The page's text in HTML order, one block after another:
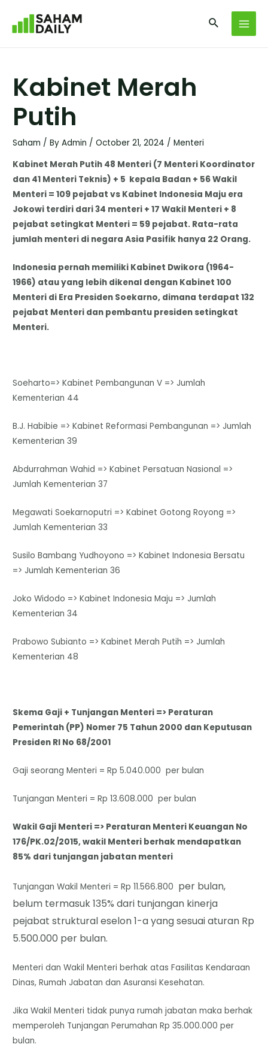
Kabinet Merah
Putih
Saham / ByAdmin /October 21, 2024 /Menteri
Kabinet Merah Putih 48 Menteri (7 Menteri Koordinator
dan 41 Menteri Teknis) + 5 kepala Badan + 56 Wakil
Menteri = 109 pejabat vs Kabinet Indonesia Maju era
Jokowi terdiri dari 34 menteri + 17 Wakil Menteri + 8
pejabat setingkat Menteri = 59 pejabat. Rata-rata
jumlah menteri di negara Asia Pasifik hanya 22 Orang.
Indonesia pernah memiliki Kabinet Dwikora (1964-
1966) atau yang lebih dikenal dengan Kabinet 100
Menteri di Era Presiden Soekarno, dimana terdapat 132
pejabat Menteri dan pembantu presiden setingkat
Menteri.
Soeharto=> Kabinet Pembangunan V => Jumlah
Kementerian 44
B.J. Habibie => Kabinet Reformasi Pembangunan => Jumlah
Kementerian 39
Abdurrahman Wahid => Kabinet Persatuan Nasional =>
Jumlah Kementerian 37
Megawati Soekarnoputri => Kabinet Gotong Royong =>
Jumlah Kementerian 33
Susilo Bambang Yudhoyono => Kabinet Indonesia Bersatu
=> Jumlah Kementerian 36
Joko Widodo => Kabinet Indonesia Maju => Jumlah
Kementerian 34
Prabowo Subianto => Kabinet Merah Putih => Jumlah
Kementerian 48
Skema Gaji + Tunjangan Menteri => Peraturan
Pemerintah (PP) Nomer 75 Tahun 2000 dan Keputusan
Presiden RI No 68/2001
Gaji seorang Menteri = Rp 5.040.000 per bulan
Tunjangan Menteri = Rp 13.608.000 per bulan
Wakil Gaji Menteri => Peraturan Menteri Keuangan No
176/PK.02/2015, wakil Menteri berhak mendapatkan
85% dari tunjangan jabatan menteri
Tunjangan Wakil Menteri = Rp 11.566.800 per bulan,
belum termasuk 135% dari tunjangan kinerja
pejabat struktural eselon 1-a yang sesuai aturan Rp
5.500.000 per bulan.
Menteri dan Wakil Menteri berhak atas Fasilitas Kendaraan
Dinas, Rumah Jabatan dan Asuransi Kesehatan.
Jika Wakil Menteri tidak punya rumah jabatan maka berhak
memperoleh Tunjangan Perumahan Rp 35.000.000 per
bulan.